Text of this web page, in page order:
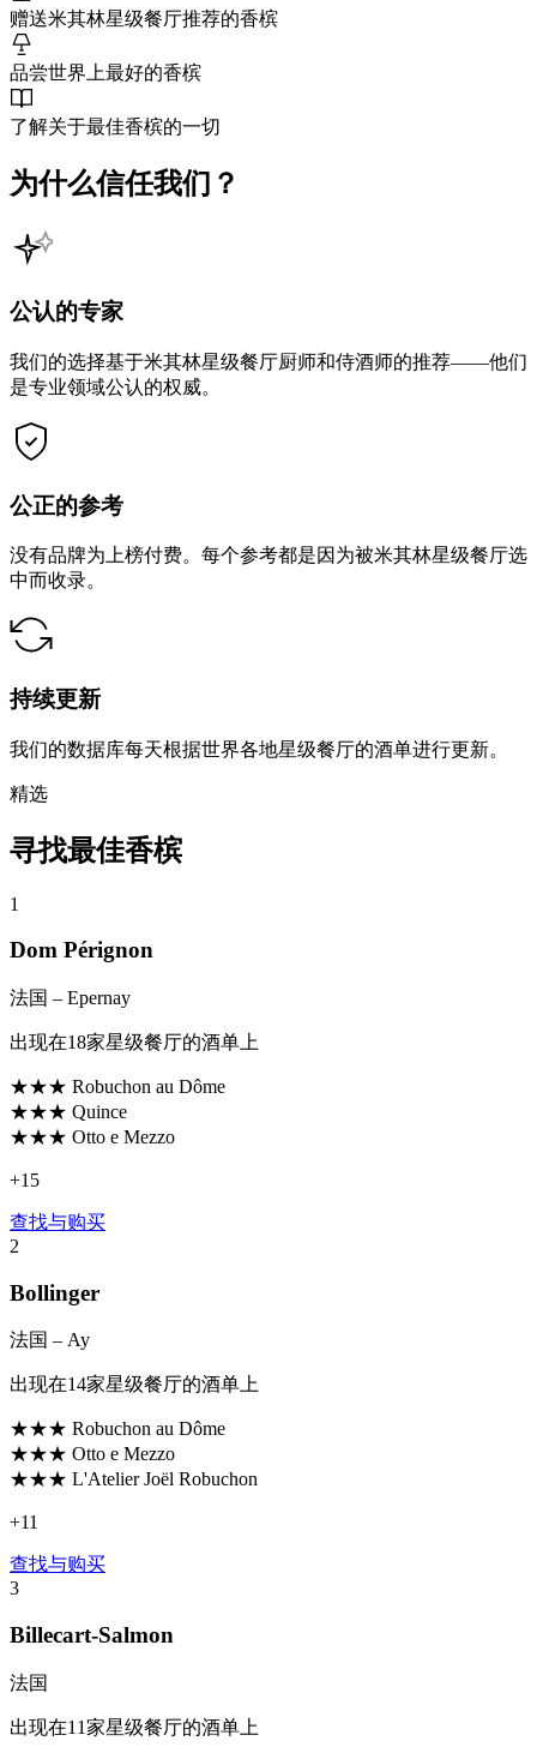
赠送米其林星级餐厅推荐的香槟
品尝世界上最好的香槟
了解关于最佳香槟的一切
为什么信任我们？
公认的专家
我们的选择基于米其林星级餐厅厨师和侍酒师的推荐——他们
是专业领域公认的权威。
公正的参考
没有品牌为上榜付费。每个参考都是因为被米其林星级餐厅选
中而收录。
持续更新
我们的数据库每天根据世界各地星级餐厅的酒单进行更新。
精选
寻找最佳香槟
1
Dom Pérignon
法国 – Epernay
出现在18家星级餐厅的酒单上
★★★ Robuchon au Dôme
★★★ Quince
★★★ Otto e Mezzo
+15
查找与购买
2
Bollinger
法国 – Ay
出现在14家星级餐厅的酒单上
★★★ Robuchon au Dôme
★★★ Otto e Mezzo
★★★ L'Atelier Joël Robuchon
+11
查找与购买
3
Billecart-Salmon
法国
出现在11家星级餐厅的酒单上